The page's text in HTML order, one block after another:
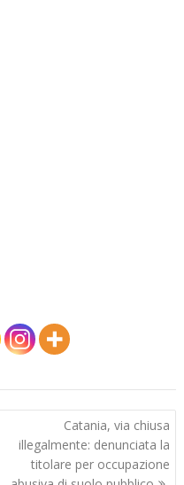
Catania, via chiusa
illegalmente: denunciata la
titolare per occupazione